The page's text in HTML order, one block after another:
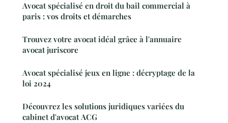
Avocat spécialisé en droit du bail commercial à
paris : vos droits et démarches
Trouvez votre avocat idéal grâce à l'annuaire
avocat juriscore
Avocat spécialisé jeux en ligne : décryptage de la
loi 2024
Découvrez les solutions juridiques variées du
cabinet d'avocat ACG